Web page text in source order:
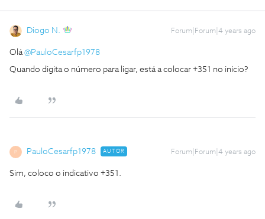
Diogo N. Forum|Forum|4 years ago
Olá@PauloCesarfp1978
Quando digita o número para ligar, está a colocar +351 no início?
P PauloCesarfp1978 AUTOR Forum|Forum|4 years ago
Sim, coloco o indicativo +351.